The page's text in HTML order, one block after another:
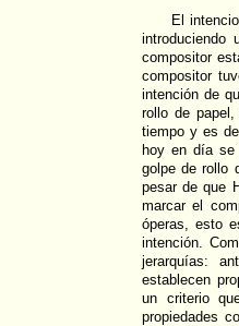
El
introduciendo
compositor
compositor
intención de
rollo de
tiempo y es
hoy en día se
golpe de rollo
pesar de que
marcar el
óperas, esto
intención.
jerarquías:
establecen
un criterio
propiedades